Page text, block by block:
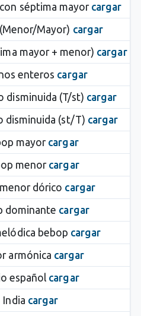
séptima mayor cargar
Mayor) cargar
mayor + menor) cargar
enteros cargar
disminuida (T/st) cargar
disminuida (st/T) cargar
mayor cargar
menor cargar
dórico cargar
dominante cargar
bebop cargar
armónica cargar
español cargar
India cargar